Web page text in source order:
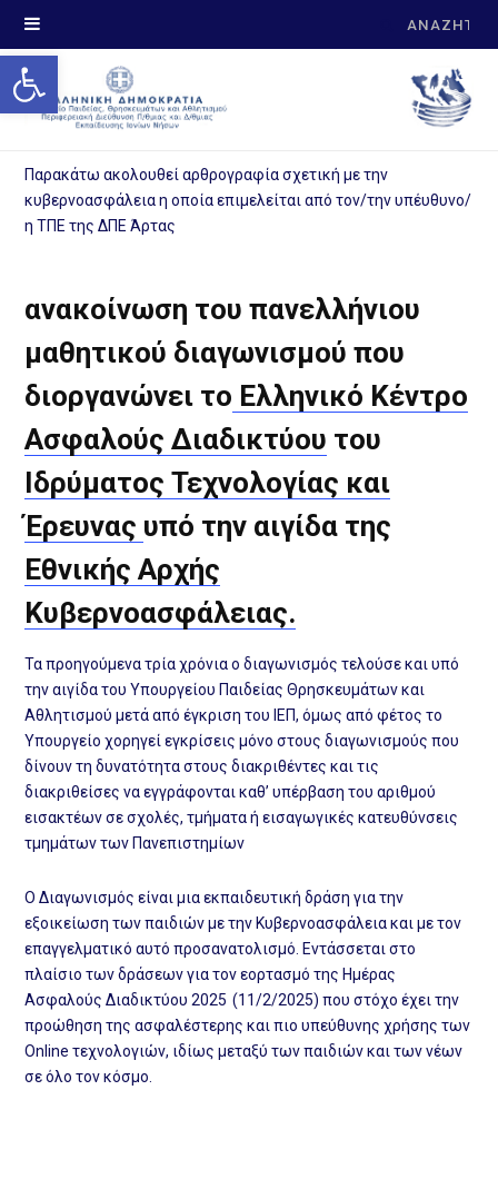
Open toolbar
Search
Παρακάτω ακολουθεί αρθρογραφία σχετική με την
κυβερνοασφάλεια η οποία επιμελείται από τον/την υπέυθυνο/
η ΤΠΕ της ΔΠΕ Άρτας
ανακοίνωση του πανελλήνιου
μαθητικού διαγωνισμού που
διοργανώνει το Ελληνικό Κέντρο
Ασφαλούς Διαδικτύου του
Ιδρύματος Τεχνολογίας και
Έρευνας υπό την αιγίδα της
Εθνικής Αρχής
Κυβερνοασφάλειας.
Τα προηγούμενα τρία χρόνια ο διαγωνισμός τελούσε και υπό
την αιγίδα του Υπουργείου Παιδείας Θρησκευμάτων και
Αθλητισμού μετά από έγκριση του ΙΕΠ, όμως από φέτος το
Υπουργείο χορηγεί εγκρίσεις μόνο στους διαγωνισμούς που
δίνουν τη δυνατότητα στους διακριθέντες και τις
διακριθείσες να εγγράφονται καθ’ υπέρβαση του αριθμού
εισακτέων σε σχολές, τμήματα ή εισαγωγικές κατευθύνσεις
τμημάτων των Πανεπιστημίων
Ο Διαγωνισμός είναι μια εκπαιδευτική δράση για την
εξοικείωση των παιδιών με την Κυβερνοασφάλεια και με τον
επαγγελματικό αυτό προσανατολισμό. Εντάσσεται στο
πλαίσιο των δράσεων για τον εορτασμό της Ημέρας
Ασφαλούς Διαδικτύου 2025 (11/2/2025) που στόχο έχει την
προώθηση της ασφαλέστερης και πιο υπεύθυνης χρήσης των
Online τεχνολογιών, ιδίως μεταξύ των παιδιών και των νέων
σε όλο τον κόσμο.